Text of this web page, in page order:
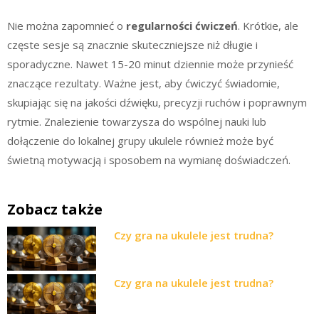
Nie można zapomnieć o regularności ćwiczeń. Krótkie, ale
częste sesje są znacznie skuteczniejsze niż długie i
sporadyczne. Nawet 15-20 minut dziennie może przynieść
znaczące rezultaty. Ważne jest, aby ćwiczyć świadomie,
skupiając się na jakości dźwięku, precyzji ruchów i poprawnym
rytmie. Znalezienie towarzysza do wspólnej nauki lub
dołączenie do lokalnej grupy ukulele również może być
świetną motywacją i sposobem na wymianę doświadczeń.
Zobacz także
Czy gra na ukulele jest trudna?
Czy gra na ukulele jest trudna?